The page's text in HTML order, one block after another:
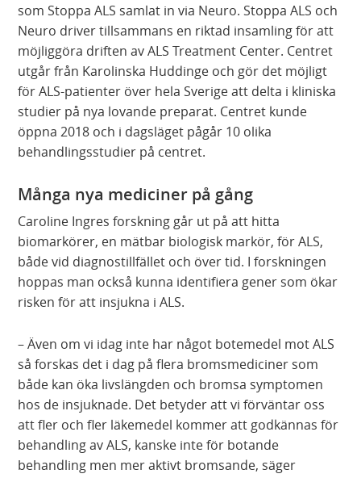
som Stoppa ALS samlat in via Neuro. Stoppa ALS och
Neuro driver tillsammans en riktad insamling för att
möjliggöra driften av ALS Treatment Center. Centret
utgår från Karolinska Huddinge och gör det möjligt
för ALS-patienter över hela Sverige att delta i kliniska
studier på nya lovande preparat. Centret kunde
öppna 2018 och i dagsläget pågår 10 olika
behandlingsstudier på centret.
Många nya mediciner på gång
Caroline Ingres forskning går ut på att hitta
biomarkörer, en mätbar biologisk markör, för ALS,
både vid diagnostillfället och över tid. I forskningen
hoppas man också kunna identifiera gener som ökar
risken för att insjukna i ALS.
– Även om vi idag inte har något botemedel mot ALS
så forskas det i dag på flera bromsmediciner som
både kan öka livslängden och bromsa symptomen
hos de insjuknade. Det betyder att vi förväntar oss
att fler och fler läkemedel kommer att godkännas för
behandling av ALS, kanske inte för botande
behandling men mer aktivt bromsande, säger